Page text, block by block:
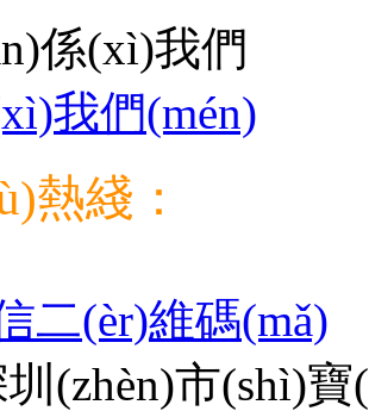
係(xì)我們
我們(mén)
熱綫：
二(èr)維碼(mǎ)
(zhèn)市(shì)